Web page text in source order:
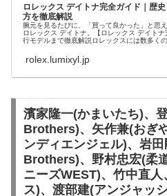
ロレックス デイトナ完全ガイド｜歴
方を徹底解説
腕元を見るたびに、「買って良かった」と思
ロレックス デイトナ。【ロレックス デイト
行モデルまで徹底解説ロレックスには数多く
rolex.lumixyl.jp
濱家隆一(かまいたち)、
Brothers)、矢作兼(おぎ
ンディエンジェル)、岩
Brothers)、野村忠宏(柔
ニーズWEST)、竹中直
ス)、渡部建(アンジャッ